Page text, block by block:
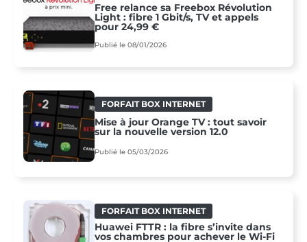
Free relance sa Freebox Révolution
Light : fibre 1 Gbit/s, TV et appels
pour 24,99 €
Publié le 08/01/2026
FORFAIT BOX INTERNET
Mise à jour Orange TV : tout savoir
sur la nouvelle version 12.0
Publié le 05/03/2026
FORFAIT BOX INTERNET
Huawei FTTR : la fibre s’invite dans
vos chambres pour achever le Wi-Fi